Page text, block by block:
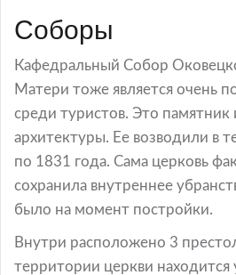
Соборы
Кафедральный Собор
Матери тоже является очень
среди туристов. Это памятник
архитектуры. Ее возводили в
по 1831 года. Сама церковь
сохранила внутреннее
было на момент постройки.
Внутри расположено 3
территории церкви находится